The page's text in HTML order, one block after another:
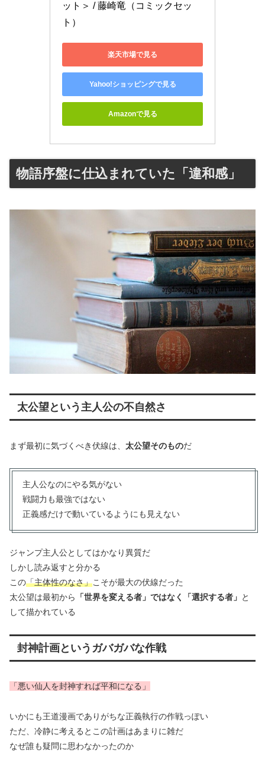
ット＞ / 藤崎竜（コミックセッ
ト）
楽天市場で見る
Yahoo!ショッピングで見る
Amazonで見る
物語序盤に仕込まれていた「違和感」
太公望という主人公の不自然さ
まず最初に気づくべき伏線は、 太公望そのものだ
主人公なのにやる気がない
戦闘力も最強ではない
正義感だけで動いているようにも見えない
ジャンプ主人公としてはかなり異質だ
しかし読み返すと分かる
この「主体性のなさ」こそが最大の伏線だった
太公望は最初から
「世界を変える者」ではなく「選択する者」 と
して描かれている
封神計画というガバガバな作戦
「悪い仙人を封神すれば平和になる」
いかにも王道漫画でありがちな正義執行の作戦っぽい
ただ、冷静に考えるとこの計画はあまりに雑だ
なぜ誰も疑問に思わなかったのか